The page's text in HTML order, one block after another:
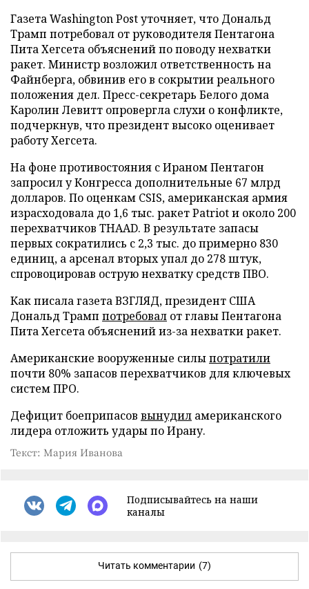
Газета Washington Post уточняет, что Дональд
Трамп потребовал от руководителя Пентагона
Пита Хегсета объяснений по поводу нехватки
ракет. Министр возложил ответственность на
Файнберга, обвинив его в сокрытии реального
положения дел. Пресс-секретарь Белого дома
Каролин Левитт опровергла слухи о конфликте,
подчеркнув, что президент высоко оценивает
работу Хегсета.
На фоне противостояния с Ираном Пентагон
запросил у Конгресса дополнительные 67 млрд
долларов. По оценкам CSIS, американская армия
израсходовала до 1,6 тыс. ракет Patriot и около 200
перехватчиков THAAD. В результате запасы
первых сократились с 2,3 тыс. до примерно 830
единиц, а арсенал вторых упал до 278 штук,
спровоцировав острую нехватку средств ПВО.
Как писала газета ВЗГЛЯД, президент США
Дональд Трамп потребовал от главы Пентагона
Пита Хегсета объяснений из-за нехватки ракет.
Американские вооруженные силыпотратили
почти 80% запасов перехватчиков для ключевых
систем ПРО.
Дефицит боеприпасов вынудил американского
лидера отложить удары по Ирану.
Текст: Мария Иванова
Подписывайтесь на наши
каналы
Читать комментарии (7)